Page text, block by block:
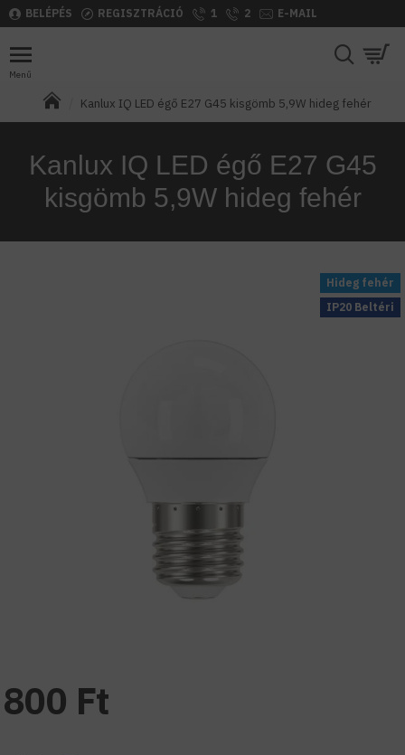
BELÉPÉS REGISZTRÁCIÓ 1 2 E-MAIL
Kanlux IQ LED égő E27 G45 kisgömb 5,9W hideg fehér
Kanlux IQ LED égő E27 G45
kisgömb 5,9W hideg fehér
Hideg fehér
IP20 Beltéri
800 Ft